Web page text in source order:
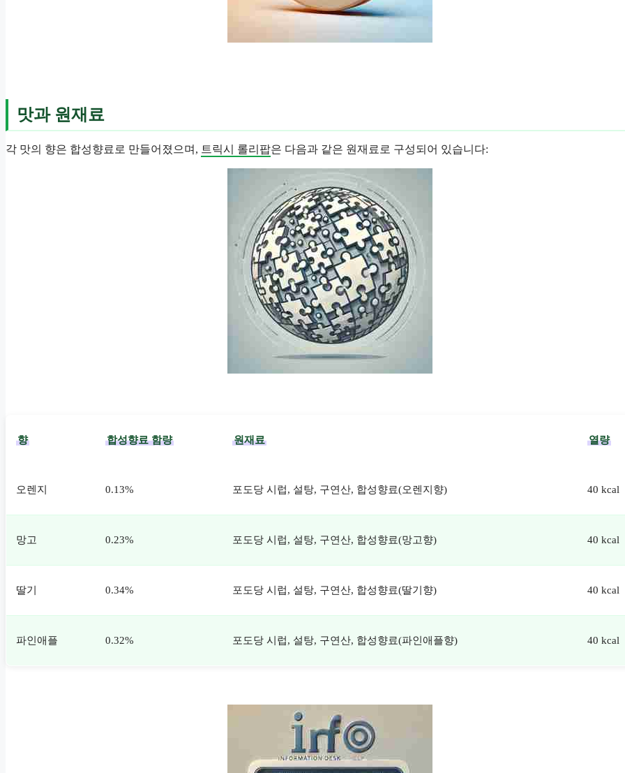
맛과 원재료
각 맛의 향은 합성향료로 만들어졌으며, 트릭시 롤리팝은 다음과 같은 원재료로 구성되어 있습니다:
향 합성향료 함량 원재료 열량
오렌지 0.13% 포도당 시럽, 설탕, 구연산, 합성향료(오렌지향) 40 kcal
망고 0.23% 포도당 시럽, 설탕, 구연산, 합성향료(망고향) 40 kcal
딸기 0.34% 포도당 시럽, 설탕, 구연산, 합성향료(딸기향) 40 kcal
파인애플 0.32% 포도당 시럽, 설탕, 구연산, 합성향료(파인애플향) 40 kcal